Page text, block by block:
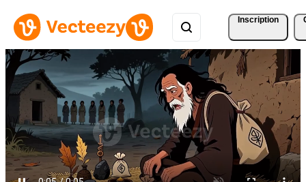
Inscription